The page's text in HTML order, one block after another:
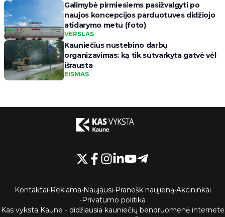
Galimybė pirmiesiems pasižvalgyti po
naujos koncepcijos parduotuves didžiojo
atidarymo metu (foto)
VERSLAS
Kauniečius nustebino darbų
organizavimas: ką tik sutvarkyta gatvė vėl
išrausta
EISMAS
Kontaktai•Reklama•Naujausi•Pranešk naujieną•Akcininkai
•Privatumo politika
Kas vyksta Kaune - didžiausia kauniečių bendruomenė internete